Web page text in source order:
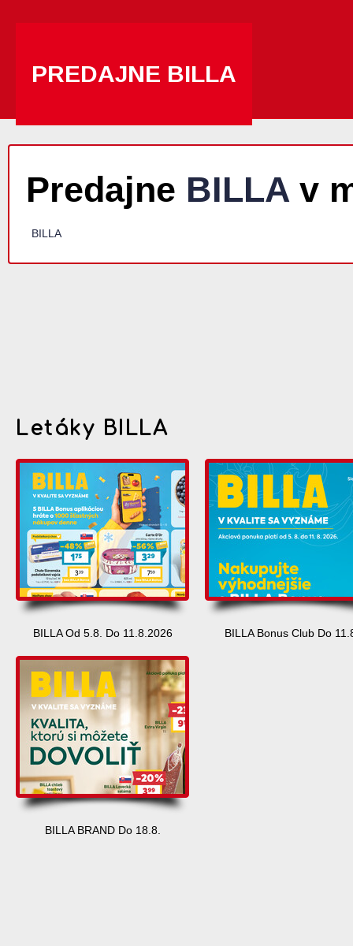
PREDAJNE BILLA
Predajne BILLA v
BILLA
Letáky BILLA
BILLA Od 5.8. Do 11.8.2026 BILLA Bonus Club Do
BILLA BRAND Do 18.8.